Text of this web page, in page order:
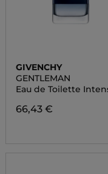
GIVENCHY
GENTLEMAN
Eau de Toilette
66,43 €